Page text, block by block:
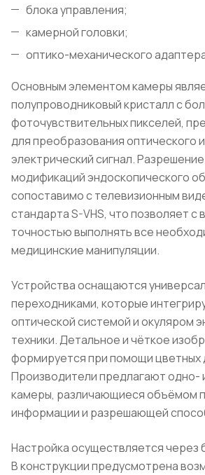
блока управления;
камерной головки;
оптико-механического
Основным элементом камеры
полупроводниковый кристалл с
фоточувствительных пикселей,
для преобразования оптического
электрический сигнал.
модификаций эндоскопического
сопоставимо с телевизионным
стандарта S-VHS, что позволяет с
точностью выполнять все
медицинские манипуляции.
Устройства оснащаются
переходниками, которые
оптической системой и окуляром
техники. Детальное и чёткое
формируется при помощи цветных
Производители предлагают одно-
камеры, различающиеся объёмом
информации и разрешающей
Настройка осуществляется через
В конструкции предусмотрена